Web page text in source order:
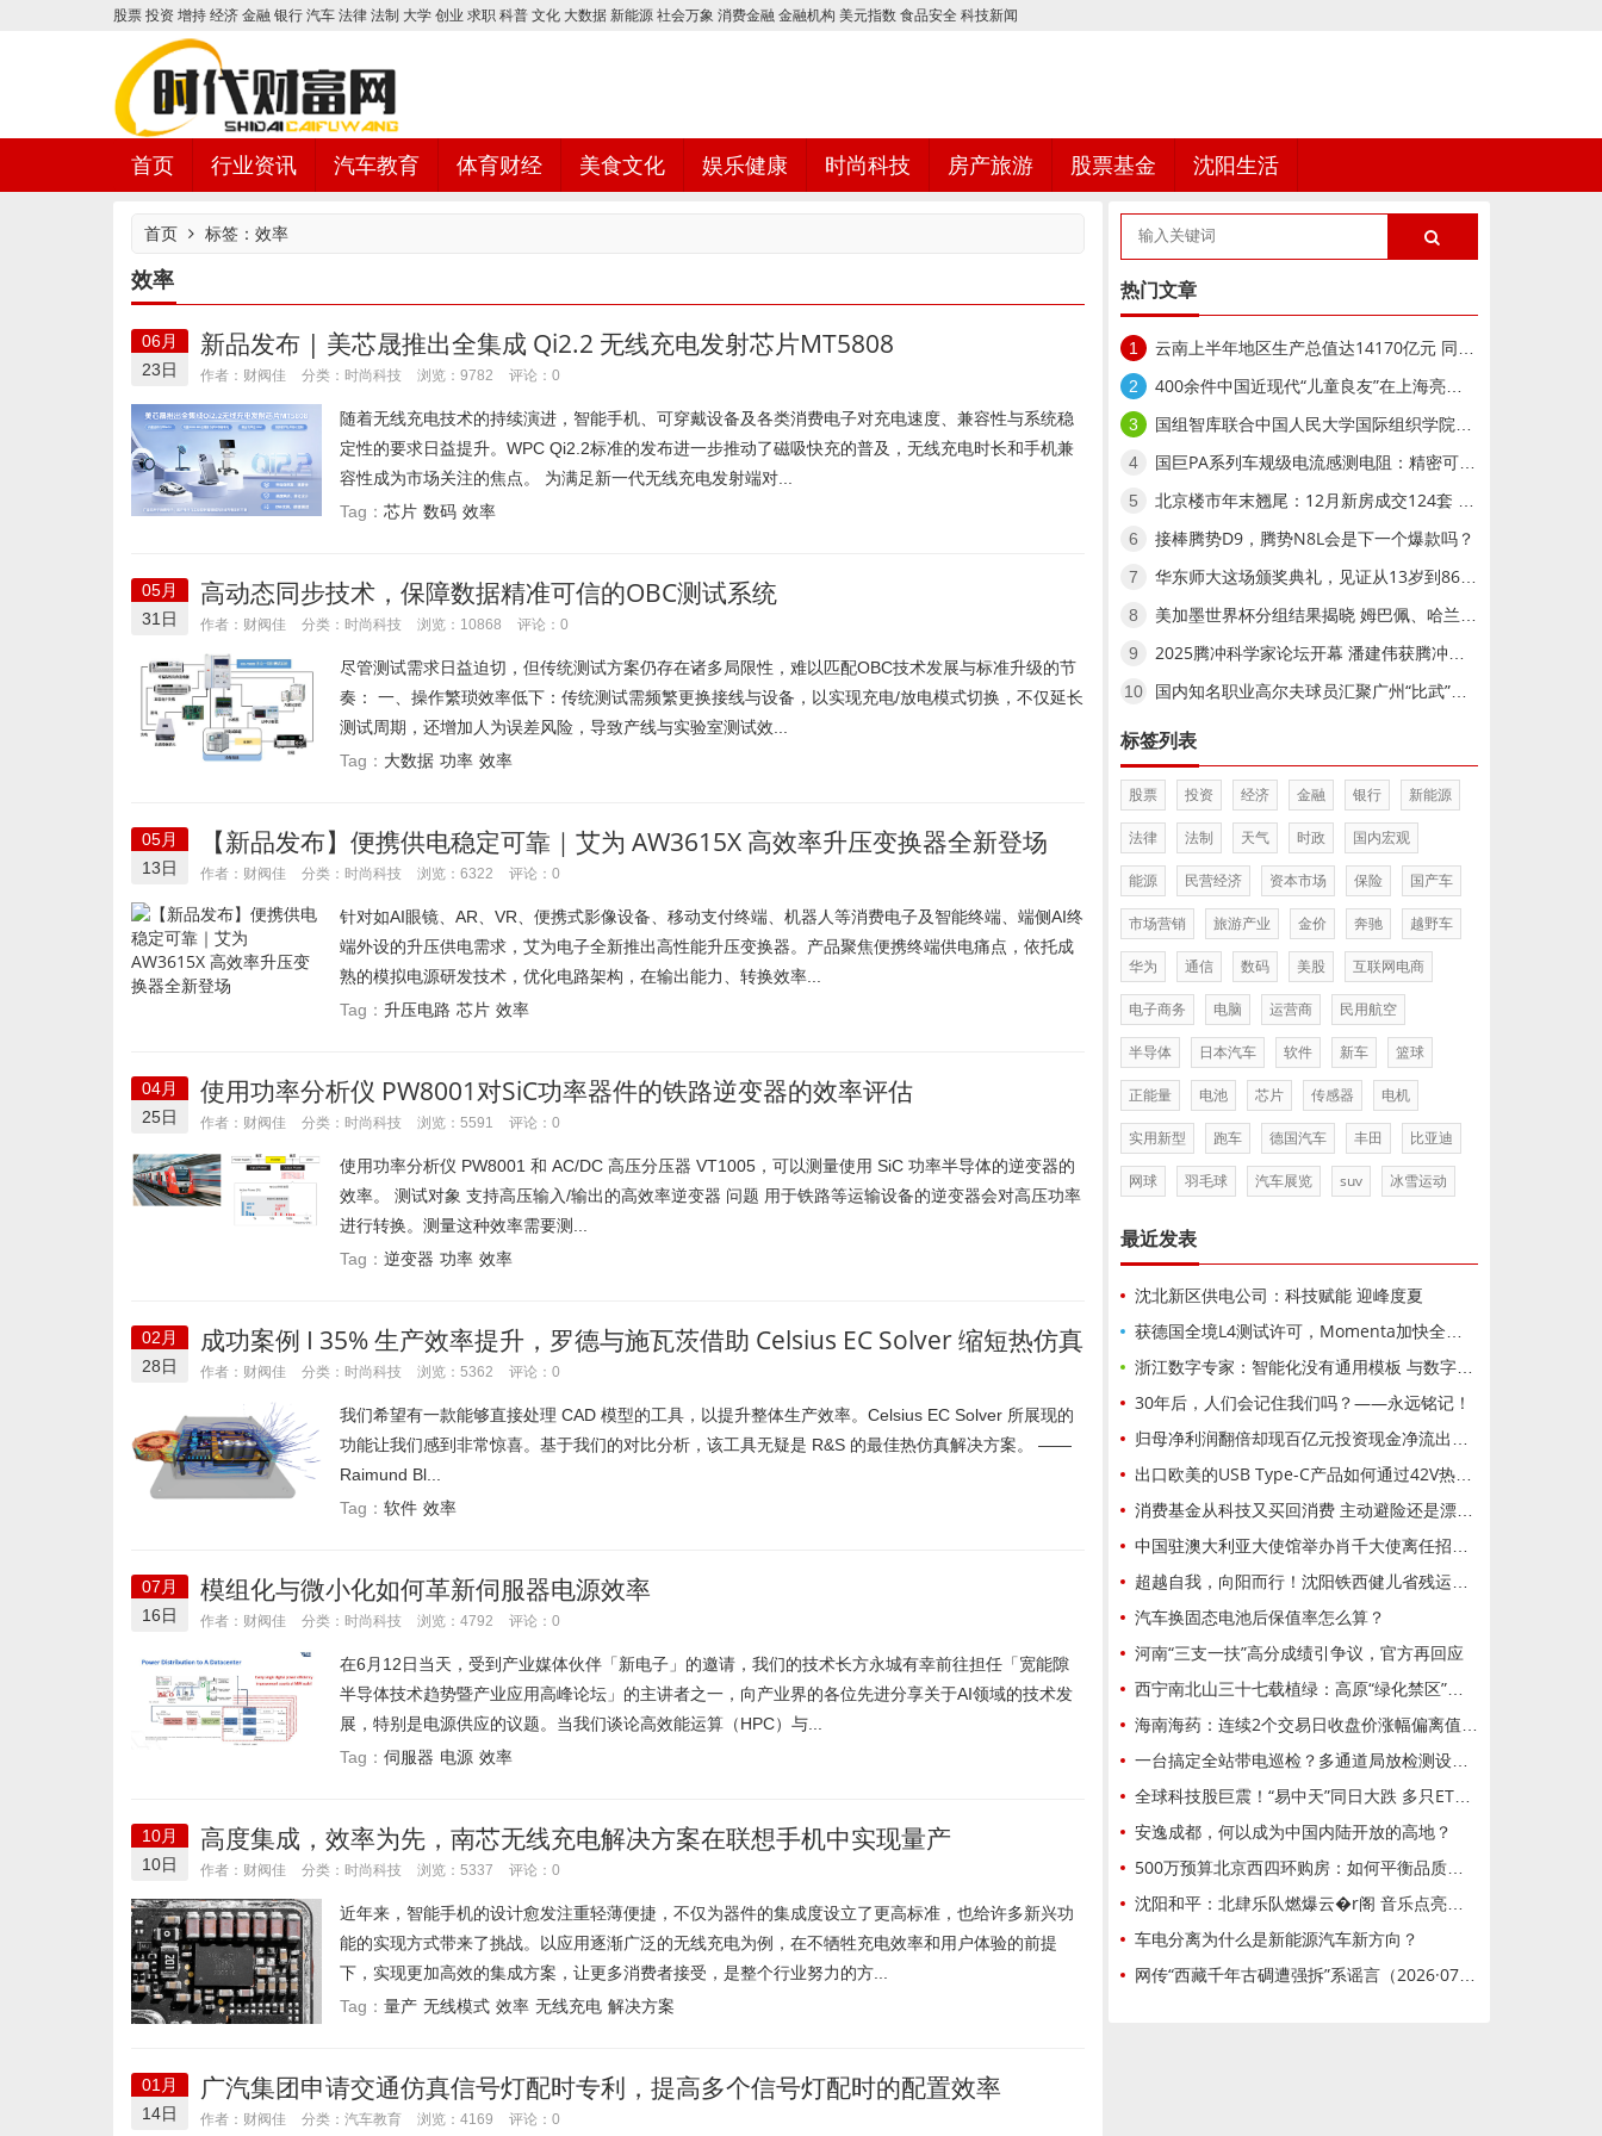
股票 投资 增持 经济 金融 银行 汽车 法律 法制 大学 创业 求职 科普 文化 大数据 新能源 社会万象 消费金融 金融机构 美元指数 食品安全 科技新闻
时代财富网
首页 行业资讯 汽车教育 体育财经 美食文化 娱乐健康 时尚科技 房产旅游 股票基金 沈阳生活
首页 标签：效率
效率
06月
23日
新品发布 | 美芯晟推出全集成 Qi2.2 无线充电发射芯片MT5808
作者：财阀佳 分类： 时尚科技 浏览：9782 评论：0
随着无线充电技术的持续演进，智能手机、可穿戴设备及各类消费电子对充电速度、兼容性与系统稳
定性的要求日益提升。WPC Qi2.2标准的发布进一步推动了磁吸快充的普及，无线充电时长和手机兼
容性成为市场关注的焦点。 为满足新一代无线充电发射端对...
Tag： 芯片 数码 效率
05月
31日
高动态同步技术，保障数据精准可信的​OBC测试系统
作者：财阀佳 分类： 时尚科技 浏览：10868 评论：0
尽管测试需求日益迫切，但传统测试方案仍存在诸多局限性，难以匹配OBC技术发展与标准升级的节
奏： 一、操作繁琐效率低下：传统测试需频繁更换接线与设备，以实现充电/放电模式切换，不仅延长
测试周期，还增加人为误差风险，导致产线与实验室测试效...
Tag： 大数据 功率 效率
05月
13日
【新品发布】便携供电稳定可靠｜艾为 AW3615X 高效率升压变换器全新登场
作者：财阀佳 分类： 时尚科技 浏览：6322 评论：0
针对如AI眼镜、AR、VR、便携式影像设备、移动支付终端、机器人等消费电子及智能终端、端侧AI终
端外设的升压供电需求，艾为电子全新推出高性能升压变换器。产品聚焦便携终端供电痛点，依托成
熟的模拟电源研发技术，优化电路架构，在输出能力、转换效率...
Tag： 升压电路 芯片 效率
04月
25日
使用功率分析仪 PW8001对SiC功率器件的铁路逆变器的效率评估
作者：财阀佳 分类： 时尚科技 浏览：5591 评论：0
使用功率分析仪 PW8001 和 AC/DC 高压分压器 VT1005，可以测量使用 SiC 功率半导体的逆变器的
效率。 测试对象 支持高压输入/输出的高效率逆变器 问题 用于铁路等运输设备的逆变器会对高压功率
进行转换。测量这种效率需要测...
Tag： 逆变器 功率 效率
02月
28日
成功案例 I 35% 生产效率提升，罗德与施瓦茨借助 Celsius EC Solver 缩短热仿真
周期
作者：财阀佳 分类： 时尚科技 浏览：5362 评论：0
我们希望有一款能够直接处理 CAD 模型的工具，以提升整体生产效率。Celsius EC Solver 所展现的
功能让我们感到非常惊喜。基于我们的对比分析，该工具无疑是 R&S 的最佳热仿真解决方案。 ——
Raimund Bl...
Tag： 软件 效率
07月
16日
模组化与微小化如何革新伺服器电源效率
作者：财阀佳 分类： 时尚科技 浏览：4792 评论：0
在6月12日当天，受到产业媒体伙伴「新电子」的邀请，我们的技术长方永城有幸前往担任「宽能隙
半导体技术趋势暨产业应用高峰论坛」的主讲者之一，向产业界的各位先进分享关于AI领域的技术发
展，特别是电源供应的议题。当我们谈论高效能运算（HPC）与...
Tag： 伺服器 电源 效率
10月
10日
高度集成，效率为先，南芯无线充电解决方案在联想手机中实现量产
作者：财阀佳 分类： 时尚科技 浏览：5337 评论：0
近年来，智能手机的设计愈发注重轻薄便捷，不仅为器件的集成度设立了更高标准，也给许多新兴功
能的实现方式带来了挑战。以应用逐渐广泛的无线充电为例，在不牺牲充电效率和用户体验的前提
下，实现更加高效的集成方案，让更多消费者接受，是整个行业努力的方...
Tag： 量产 无线模式 效率 无线充电 解决方案
01月
14日
广汽集团申请交通仿真信号灯配时专利，提高多个信号灯配时的配置效率
作者：财阀佳 分类： 汽车教育 浏览：4169 评论：0
热门文章
1 云南上半年地区生产总值达14170亿元 同比增长5.1%
2 400余件中国近现代“儿童良友”在上海亮相,400余件中国近现代“儿童良友”在上海亮相
3 国组智库联合中国人民大学国际组织学院举办“AI时代的国际组织重构与全球领导力人才战略”研讨会
4 国巨PA系列车规级电流感测电阻：精密可靠的动力守护者
5 北京楼市年末翘尾：12月新房成交124套 二手房回暖明显
6 接棒腾势D9，腾势N8L会是下一个爆款吗？
7 华东师大这场颁奖典礼，见证从13岁到86岁的文学奔赴
8 美加墨世界杯分组结果揭晓 姆巴佩、哈兰德小组赛相遇美加墨世界杯分组结果揭晓 姆巴佩、哈兰德小组赛相遇
9 2025腾冲科学家论坛开幕 潘建伟获腾冲科学大奖,2025腾冲科学家论坛开幕 潘建伟获腾冲科学大奖
10 国内知名职业高尔夫球员汇聚广州“比武”国内知名职业高尔夫球员汇聚广州“比武”
标签列表
股票 投资 经济 金融 银行 新能源
法律 法制 天气 时政 国内宏观
能源 民营经济 资本市场 保险 国产车
市场营销 旅游产业 金价 奔驰 越野车
华为 通信 数码 美股 互联网电商
电子商务 电脑 运营商 民用航空
半导体 日本汽车 软件 新车 篮球
正能量 电池 芯片 传感器 电机
实用新型 跑车 德国汽车 丰田 比亚迪
网球 羽毛球 汽车展览 suv 冰雪运动
最近发表
沈北新区供电公司：科技赋能 迎峰度夏
获德国全境L4测试许可，Momenta加快全球布局
浙江数字专家：智能化没有通用模板 与数字化路径迥异
30年后，人们会记住我们吗？——永远铭记！
归母净利润翻倍却现百亿元投资现金净流出！西部矿业上半年净赚近42亿元背后：铜钼暴涨掩盖非铜产能未达标隐忧
出口欧美的USB Type-C产品如何通过42V热拔插认证？PW1600完整方案
消费基金从科技又买回消费 主动避险还是漂移纠偏？
中国驻澳大利亚大使馆举办肖千大使离任招待会
超越自我，向阳而行！沈阳铁西健儿省残运会斩获3金2银2铜
汽车换固态电池后保值率怎么算？
河南“三支一扶”高分成绩引争议，官方再回应
西宁南北山三十七载植绿：高原“绿化禁区”蜕变城市绿肺
海南海药：连续2个交易日收盘价涨幅偏离值累超20%
一台搞定全站带电巡检？多通道局放检测设备技术科普
全球科技股巨震！“易中天”同日大跌 多只ETF异动 发生了什么？
安逸成都，何以成为中国内陆开放的高地？
500万预算北京西四环购房：如何平衡品质与价格？龙樾璟序全维度对比解析500万预算北京西四环购房：如何平衡品质与价格？龙樾璟序全维度对比解析
沈阳和平：北肆乐队燃爆云�r阁 音乐点亮沈城夏夜
车电分离为什么是新能源汽车新方向？
网传“西藏千年古碉遭强拆”系谣言（2026·07·27）